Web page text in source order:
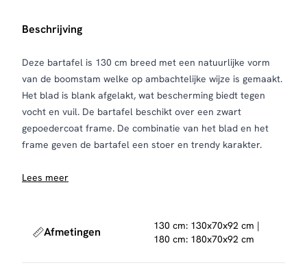
Beschrijving
Deze bartafel is 130 cm breed met een natuurlijke vorm
van de boomstam welke op ambachtelijke wijze is gemaakt.
Het blad is blank afgelakt, wat bescherming biedt tegen
vocht en vuil. De bartafel beschikt over een zwart
gepoedercoat frame. De combinatie van het blad en het
frame geven de bartafel een stoer en trendy karakter.
Lees meer
Afmetingen
130 cm: 130x70x92 cm |
180 cm: 180x70x92 cm